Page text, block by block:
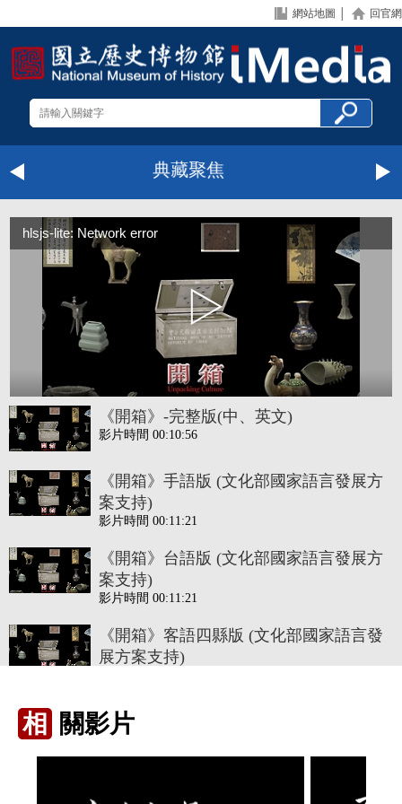
網站地圖 回官網
典藏聚焦
hlsjs-lite: Network error
《開箱》-完整版(中、英文)
影片時間 00:10:56
《開箱》手語版 (文化部國家語言發展方
案支持)
影片時間 00:11:21
《開箱》台語版 (文化部國家語言發展方
案支持)
影片時間 00:11:21
《開箱》客語四縣版 (文化部國家語言發
展方案支持)
《開箱》客語海陸版 (文化部國家語言發
展方案支持)
相 關影片